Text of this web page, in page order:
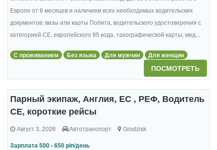
Европе от 6 месяцев и наличием всех необходимых водительских
документов: визы или карты Побита, водительского удостоверения с
категорией СЕ, европейского 95 кода, тахографической карты, мед...
С проживанием Без языка Для мужчин Для женщин
ПОСМОТРЕТЬ
Парный экипаж, Англия, ЕС , РЕФ, Водитель
СЕ, короткие рейсы
Август 3, 2026 Автотранспорт Grodzisk
Зарплата 500 - 650 pln/день